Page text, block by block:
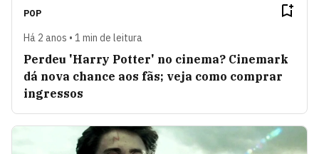
POP
Há 2 anos • 1 min de leitura
Perdeu 'Harry Potter' no cinema? Cinemark
dá nova chance aos fãs; veja como comprar
ingressos